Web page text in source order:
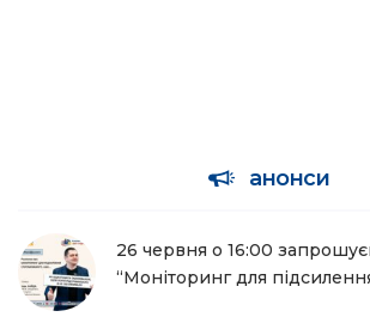
анонси
26 червня о 16:00
“Моніторинг для